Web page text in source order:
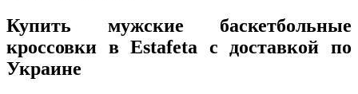
Купить мужские баскетбольные
кроссовки в Estafeta с доставкой по
Украине